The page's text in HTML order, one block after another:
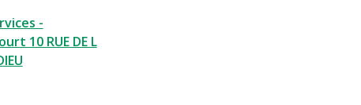
-
10 RUE DE L